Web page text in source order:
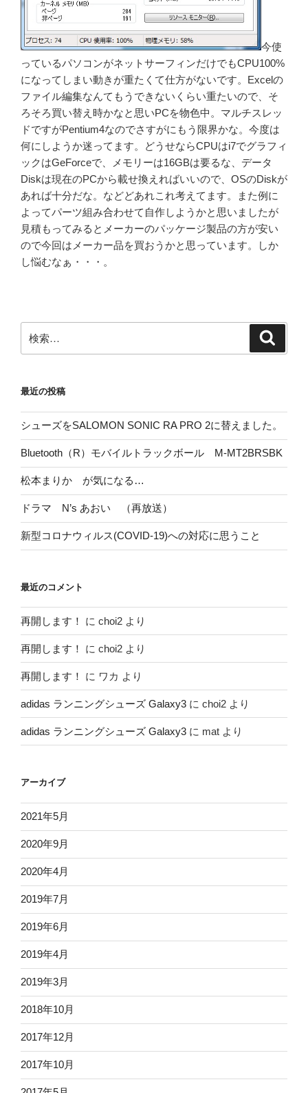
今使
っているパソコンがネットサーフィンだけでもCPU100%
になってしまい動きが重たくて仕方がないです。Excelの
ファイル編集なんてもうできないくらい重たいので、そ
ろそろ買い替え時かなと思いPCを物色中。マルチスレッ
ドですがPentium4なのでさすがにもう限界かな。今度は
何にしようか迷ってます。どうせならCPUはi7でグラフィ
ックはGeForceで、メモリーは16GBは要るな、データ
Diskは現在のPCから載せ換えればいいので、OSのDiskが
あれば十分だな。などどあれこれ考えてます。また例に
よってパーツ組み合わせて自作しようかと思いましたが
見積もってみるとメーカーのパッケージ製品の方が安い
ので今回はメーカー品を買おうかと思っています。しか
し悩むなぁ・・・。
索:
最近の投稿
シューズをSALOMON SONIC RA PRO 2に替えました。
Bluetooth（R）モバイルトラックボール M-MT2BRSBK
松本まりか が気になる…
ドラマ N’s あおい （再放送）
新型コロナウィルス(COVID-19)への対応に思うこと
最近のコメント
再開します！ に choi2 より
再開します！ に choi2 より
再開します！ に ワカ より
adidas ランニングシューズ Galaxy3 に choi2 より
adidas ランニングシューズ Galaxy3 に mat より
アーカイブ
2021年5月
2020年9月
2020年4月
2019年7月
2019年6月
2019年4月
2019年3月
2018年10月
2017年12月
2017年10月